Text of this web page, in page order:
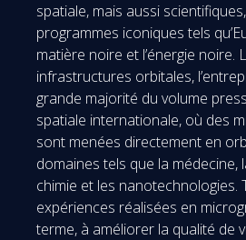
spatiale, mais aussi
programmes iconiques tels
matière noire et l’énergie noire.
infrastructures orbitales,
grande majorité du volume
spatiale internationale, où des
sont menées directement en
domaines tels que la médecine,
chimie et les nanotechnologies.
expériences réalisées en
terme, à améliorer la qualité de